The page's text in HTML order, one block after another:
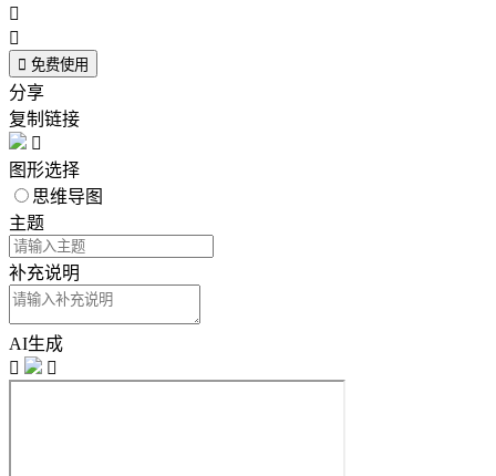


 免费使用
分享
复制链接

图形选择
思维导图
主题
补充说明
AI生成

